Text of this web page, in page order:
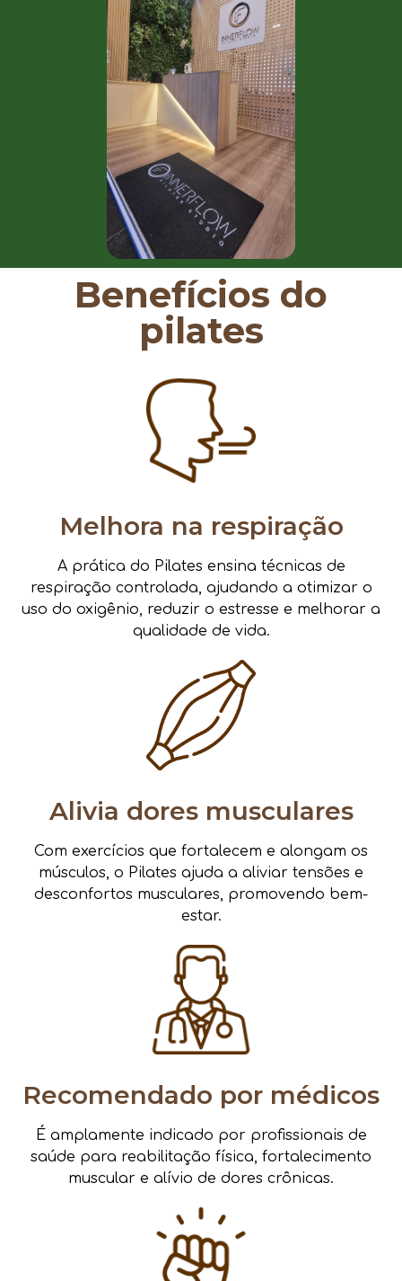
Benefícios do
pilates
Melhora na respiração
A prática do Pilates ensina técnicas de
respiração controlada, ajudando a otimizar o
uso do oxigênio, reduzir o estresse e melhorar a
qualidade de vida.
Alivia dores musculares
Com exercícios que fortalecem e alongam os
músculos, o Pilates ajuda a aliviar tensões e
desconfortos musculares, promovendo bem-
estar.
Recomendado por médicos
É amplamente indicado por profissionais de
saúde para reabilitação física, fortalecimento
muscular e alívio de dores crônicas.